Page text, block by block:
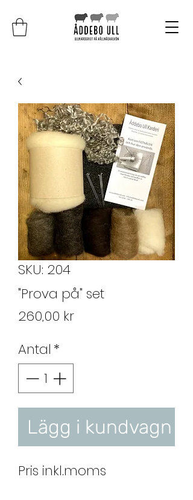
SKU: 204
"Prova på" set
260,00 krPris
Antal *
Lägg i kundvagn
Pris inkl.moms